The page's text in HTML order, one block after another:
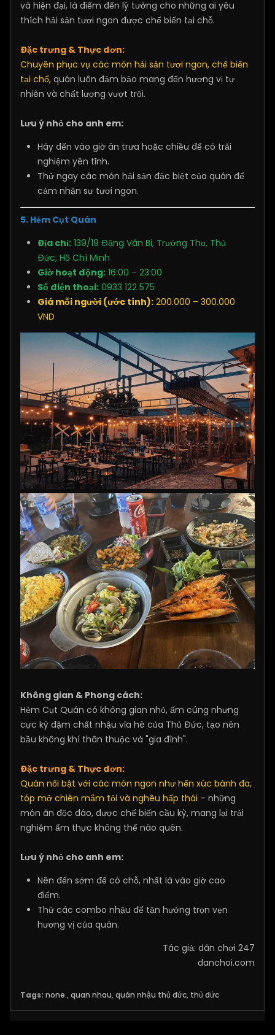
và hiện đại, là điểm đến lý tưởng cho những ai yêu
thích hải sản tươi ngon được chế biến tại chỗ.
Đặc trưng & Thực đơn:
Chuyên phục vụ các món hải sản tươi ngon, chế biến
tại chổ, quán luôn đảm bảo mang đến hương vị tự
nhiên và chất lượng vượt trội.
Lưu ý nhỏ cho anh em:
Hãy đến vào giờ ăn trưa hoặc chiều để có trải
nghiệm yên tĩnh.
Thử ngay các món hải sản đặc biệt của quán để
cảm nhận sự tươi ngon.
5. Hẻm Cụt Quán
Địa chỉ: 139/19 Đặng Văn Bi, Trường Thọ, Thủ
Đức, Hồ Chí Minh
Giờ hoạt động: 16:00 – 23:00
Số điện thoại: 0933 122 575
Giá mỗi người (ước tính): 200.000 – 300.000
VND
Không gian & Phong cách:
Hẻm Cụt Quán có không gian nhỏ, ấm cúng nhưng
cực kỳ đậm chất nhậu vỉa hè của Thủ Đức, tạo nên
bầu không khí thân thuộc và "gia đình".
Đặc trưng & Thực đơn:
Quán nổi bật với các món ngon như hến xúc bánh đa,
tóp mở chiên mắm tỏi và nghêu hấp thái – những
món ăn độc đáo, được chế biến cầu kỳ, mang lại trải
nghiệm ẩm thực không thể nào quên.
Lưu ý nhỏ cho anh em:
Nên đến sớm để có chỗ, nhất là vào giờ cao
điểm.
Thử các combo nhậu để tận hưởng trọn vẹn
hương vị của quán.
Tác giả: dân chơi 247
danchoi.com
Tags: none., quan nhau, quán nhậu thủ đức, thủ đức